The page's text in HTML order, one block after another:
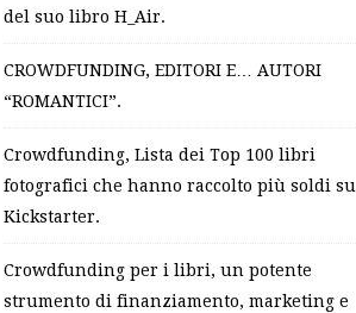
del suo libro H_Air.
CROWDFUNDING, EDITORI E… AUTORI
“ROMANTICI”.
Crowdfunding, Lista dei Top 100 libri
fotografici che hanno raccolto più soldi su
Kickstarter.
Crowdfunding per i libri, un potente
strumento di finanziamento, marketing e